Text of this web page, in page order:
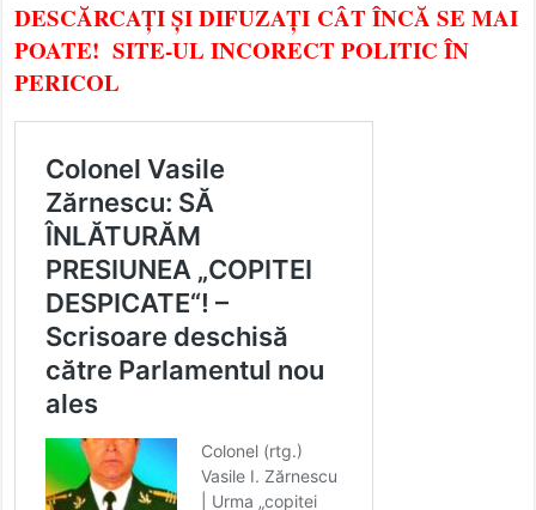
DESCĂRCAȚI ȘI DIFUZAȚI CÂT ÎNCĂ SE MAI
POATE! SITE-UL INCORECT POLITIC ÎN
PERICOL